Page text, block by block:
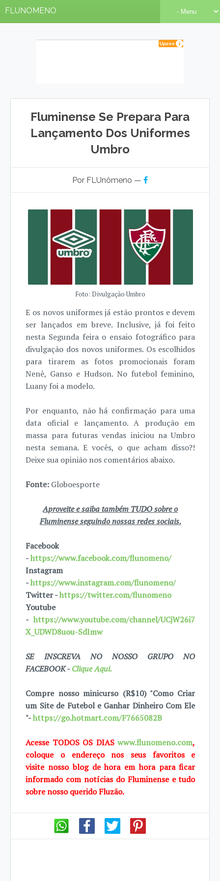
FLUNOMENO
Fluminense Se Prepara Para
Lançamento Dos Uniformes
Umbro
Por FLUnômeno —
Foto: Divulgação Umbro
E os novos uniformes já estão prontos e devem
ser lançados em breve. Inclusive, já foi feito
nesta Segunda feira o ensaio fotográfico para
divulgação dos novos uniformes. Os escolhidos
para tirarem as fotos promocionais foram
Nenê, Ganso e Hudson. No futebol feminino,
Luany foi a modelo.
Por enquanto, não há confirmação para uma
data oficial e lançamento. A produção em
massa para futuras vendas iniciou na Umbro
nesta semana. E vocês, o que acham disso?!
Deixe sua opinião nos comentários abaixo.
Fonte: Globoesporte
Aproveite e saiba também TUDO sobre o
Fluminense seguindo nossas redes sociais.
Facebook
-https://www.facebook.com/flunomeno/
Instagram
-https://www.instagram.com/flunomeno/
Twitter -https://twitter.com/flunomeno
Youtube
-https://www.youtube.com/channel/UCjW26i7
X_UDWD8uou-SdImw
SE INSCREVA NO NOSSO GRUPO NO
FACEBOOK -Clique Aqui.
Compre nosso minicurso (R$10) "Como Criar
um Site de Futebol e Ganhar Dinheiro Com Ele
"-https://go.hotmart.com/F7665082B
Acesse TODOS OS DIASwww.flunomeno.com,
coloque o endereço nos seus favoritos e
visite nosso blog de hora em hora para ficar
informado com notícias do Fluminense e tudo
sobrenosso querido Fluzão.